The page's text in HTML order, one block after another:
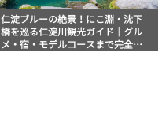
仁淀ブルーの絶景！にこ淵・沈下
橋を巡る仁淀川観光ガイド｜グル
メ・宿・モデルコースまで完全網